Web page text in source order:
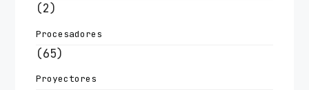
(2)
Procesadores
(65)
Proyectores